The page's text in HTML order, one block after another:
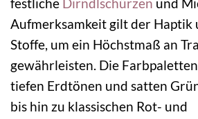
Aufmerksamkeit gilt der Haptik
Stoffe, um ein Höchstmaß an
gewährleisten. Die
tiefen Erdtönen und satten
bis hin zu klassischen Rot- und